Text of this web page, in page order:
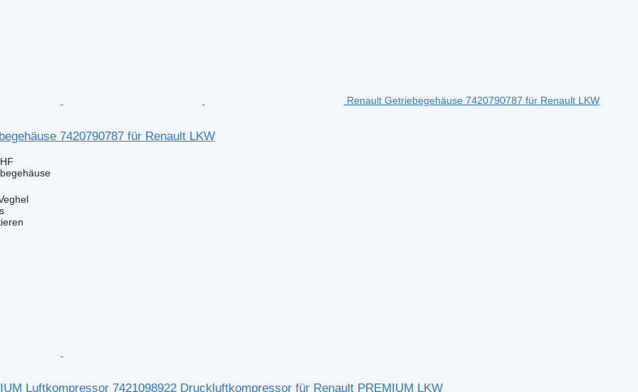
Renault Getriebegehäuse 7420790787 für Renault LKW
7420790787 für Renault LKW
Luftkompressor 7421098922 Druckluftkompressor für Renault PREMIUM LKW